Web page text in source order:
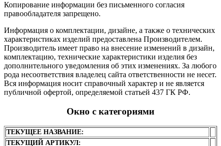
Копирование информации без письменного согласия
правообладателя запрещено.
Информация о комплектации, дизайне, а также о технических
характеристиках изделий предоставлена Производителем.
Производитель имеет право на внесение изменений в дизайн,
комплектацию, технические характеристики изделия без
дополнительного уведомления об этих изменениях. За любого
рода несоответствия владелец сайта ответственности не несет.
Вся информация носит справочный характер и не является
публичной офертой, определяемой статьей 437 ГК РФ.
Окно с категориями
ТЕКУЩЕЕ НАЗВАНИЕ:
ТЕКУЩИЙ АРТИКУЛ: